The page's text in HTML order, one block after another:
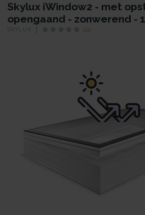
Skylux iWindow2 - met
opengaand - zonwerend -
SKYLUX (0)